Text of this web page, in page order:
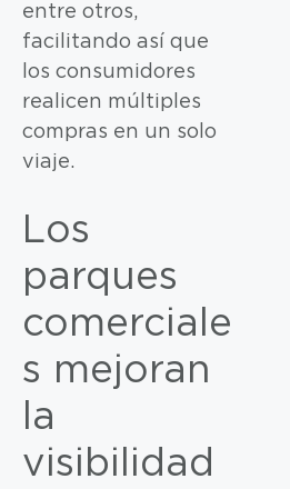
entre otros,
facilitando así que
los consumidores
realicen múltiples
compras en un solo
viaje.
Los
parques
comerciale
s mejoran
la
visibilidad